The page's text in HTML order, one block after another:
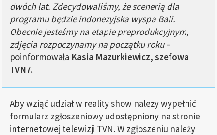
dwóch lat. Zdecydowaliśmy, że scenerią dla
programu będzie indonezyjska wyspa Bali.
Obecnie jesteśmy na etapie preprodukcyjnym,
zdjęcia rozpoczynamy na początku roku–
poinformowała Kasia Mazurkiewicz, szefowa
TVN7.
Aby wziąć udział w reality show należy wypełnić
formularz zgłoszeniowy udostępniony na stronie
internetowej telewizji TVN. W zgłoszeniu należy